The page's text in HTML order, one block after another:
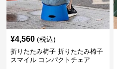
¥4,560 (税込)
折りたたみ椅子 折りたたみ椅子
スマイル コンパクトチェア